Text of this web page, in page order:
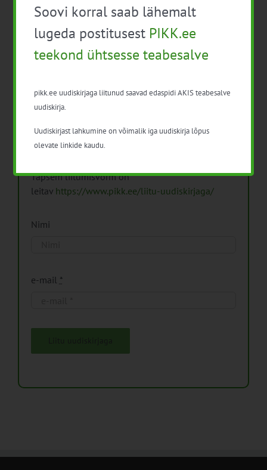
Pikk.ee uudiskirjaga liitumine.
Isikuandmeid töötleme vastavalt
Isikuandmete
Täpsem liitumisvorm on
leitav https://www.pikk.ee/liitu-uudiskirjaga/
Nimi
e-mail *
Soovi korral saab lähemalt
lugeda postitusest PIKK.ee
teekond ühtsesse teabesalve
pikk.ee uudiskirjaga liitunud saavad edaspidi AKIS teabesalve
uudiskirja.
Uudiskirjast lahkumine on võimalik iga uudiskirja lõpus
olevate linkide kaudu.